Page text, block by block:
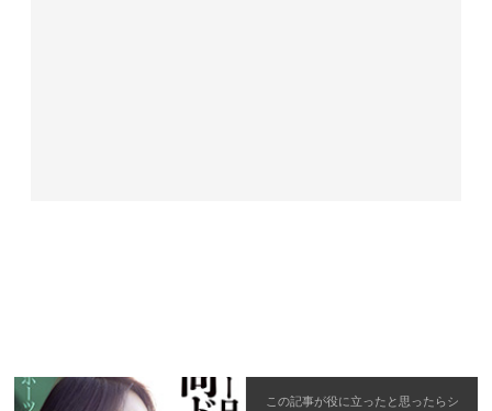
この記事が役に立ったと思ったらシ